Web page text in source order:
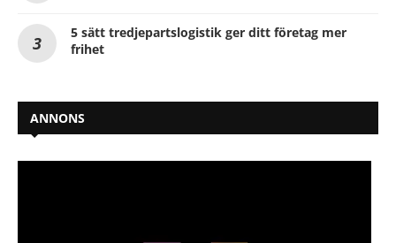
5 sätt tredjepartslogistik ger ditt företag mer
frihet
ANNONS